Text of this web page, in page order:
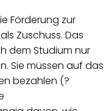
Förderung zur
Zuschuss. Das
dem Studium nur
Sie müssen auf das
bezahlen (?